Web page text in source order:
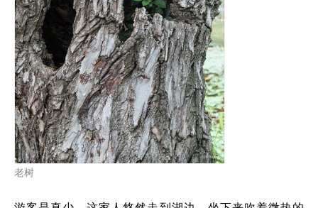
老树